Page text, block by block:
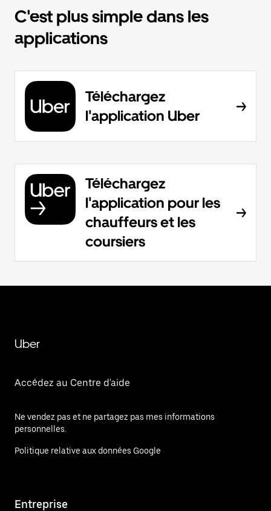
C'est plus simple dans les
applications
Téléchargez
l'application Uber
Téléchargez
l'application pour les
chauffeurs et les
coursiers
Uber
Accédez au Centre d'aide
Ne vendez pas et ne partagez pas mes informations
personnelles.
Politique relative aux données Google
Entreprise